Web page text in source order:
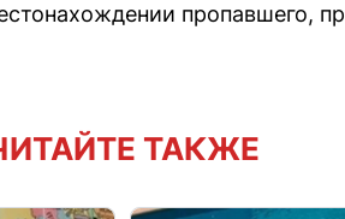
пропавшего,
ТАКЖЕ